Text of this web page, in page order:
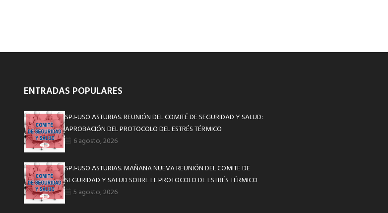
ENTRADAS POPULARES
SPJ-USO ASTURIAS. REUNIÓN DEL COMITÉ DE SEGURIDAD Y SALUD:
APROBACIÓN DEL PROTOCOLO DEL ESTRÉS TÉRMICO
6 agosto, 2026
SPJ-USO ASTURIAS. MAÑANA NUEVA REUNIÓN DEL COMITE DE
SEGURIDAD Y SALUD SOBRE EL PROTOCOLO DE ESTRÉS TÉRMICO
5 agosto, 2026